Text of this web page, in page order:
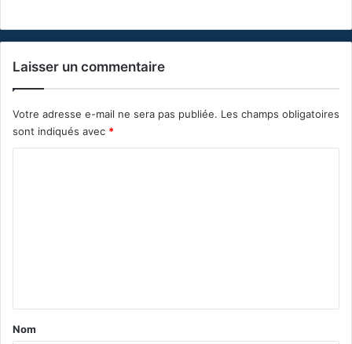
Laisser un commentaire
Votre adresse e-mail ne sera pas publiée. Les champs obligatoires
sont indiqués avec *
a
Nom